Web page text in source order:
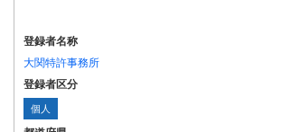
登録者名称
大関特許事務所
登録者区分
個人